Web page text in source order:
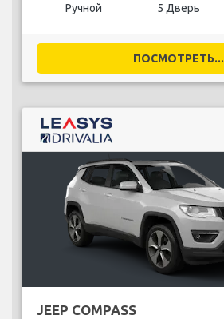
Ручной 5 Дверь
ПОСМОТРЕТЬ...
JEEP COMPASS